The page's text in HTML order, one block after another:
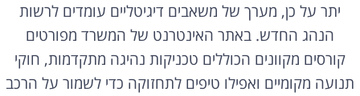
יתר על כן, מערך של משאבים דיגיטליים עומדים לרשות
הנהג החדש. באתר האינטרנט של המשרד מפורטים
קורסים מקוונים הכוללים טכניקות נהיגה מתקדמות, חוקי
תנועה מקומיים ואפילו טיפים לתחזוקה כדי לשמור על הרכב